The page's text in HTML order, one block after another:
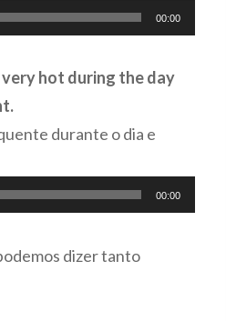
00:00
very hot during the day
durante o dia e
00:00
dizer tanto